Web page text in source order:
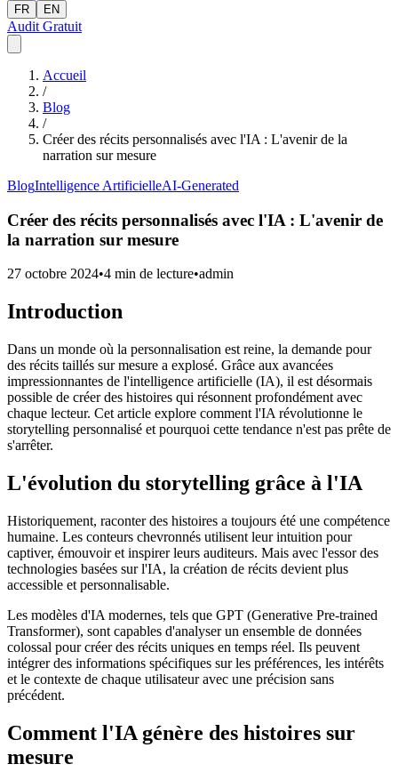
FR EN
Audit Gratuit
Accueil
/
Blog
/
Créer des récits personnalisés avec l'IA : L'avenir de la
narration sur mesure
BlogIntelligence ArtificielleAI-Generated
Créer des récits personnalisés avec l'IA : L'avenir de
la narration sur mesure
27 octobre 2024•4 min de lecture•admin
Introduction
Dans un monde où la personnalisation est reine, la demande pour
des récits taillés sur mesure a explosé. Grâce aux avancées
impressionnantes de l'intelligence artificielle (IA), il est désormais
possible de créer des histoires qui résonnent profondément avec
chaque lecteur. Cet article explore comment l'IA révolutionne le
storytelling personnalisé et pourquoi cette tendance n'est pas prête de
s'arrêter.
L'évolution du storytelling grâce à l'IA
Historiquement, raconter des histoires a toujours été une compétence
humaine. Les conteurs chevronnés utilisent leur intuition pour
captiver, émouvoir et inspirer leurs auditeurs. Mais avec l'essor des
technologies basées sur l'IA, la création de récits devient plus
accessible et personnalisable.
Les modèles d'IA modernes, tels que GPT (Generative Pre-trained
Transformer), sont capables d'analyser un ensemble de données
colossal pour créer des récits uniques en temps réel. Ils peuvent
intégrer des informations spécifiques sur les préférences, les intérêts
et le contexte de chaque utilisateur avec une précision sans
précédent.
Comment l'IA génère des histoires sur
mesure